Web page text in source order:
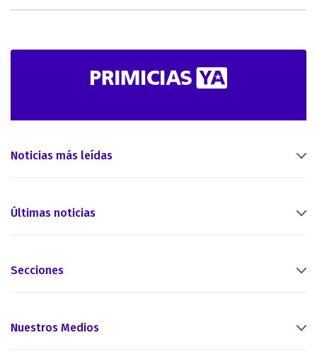
Noticias más leídas
Últimas noticias
Secciones
Nuestros Medios